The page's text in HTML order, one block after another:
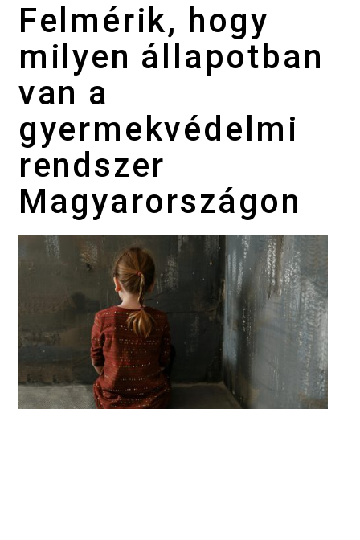
Felmérik, hogy
milyen állapotban
van a
gyermekvédelmi
rendszer
Magyarországon